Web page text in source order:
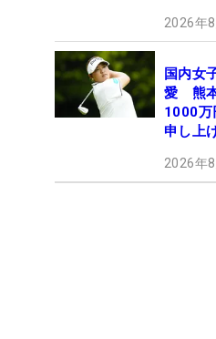
2026年
国内女
愛 熊本
1000万
申し上
2026年